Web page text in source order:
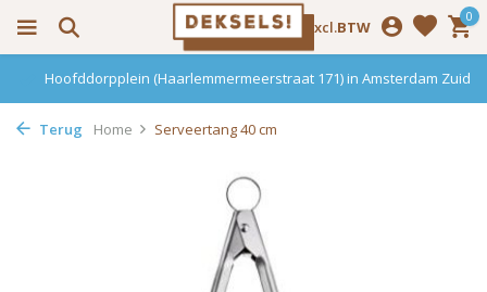
Incl. Excl.BTW
0
Hoofddorpplein (Haarlemmermeerstraat 171) in Amsterdam Zuid
Terug Home Serveertang 40 cm